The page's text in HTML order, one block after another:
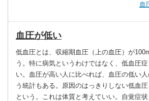
血
血圧が低い
低血圧とは、収縮期血圧（上の血圧）が
う。特に病気というわけではなく、低血圧
い。血圧が高い人に比べれば、血圧の低い
う統計もある。原因のはっきりしない低血圧
という。これは体質と考えていい。自覚症